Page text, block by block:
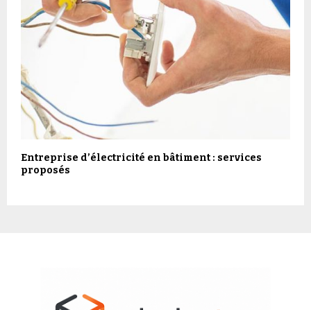
Entreprise d’électricité en bâtiment : services
proposés